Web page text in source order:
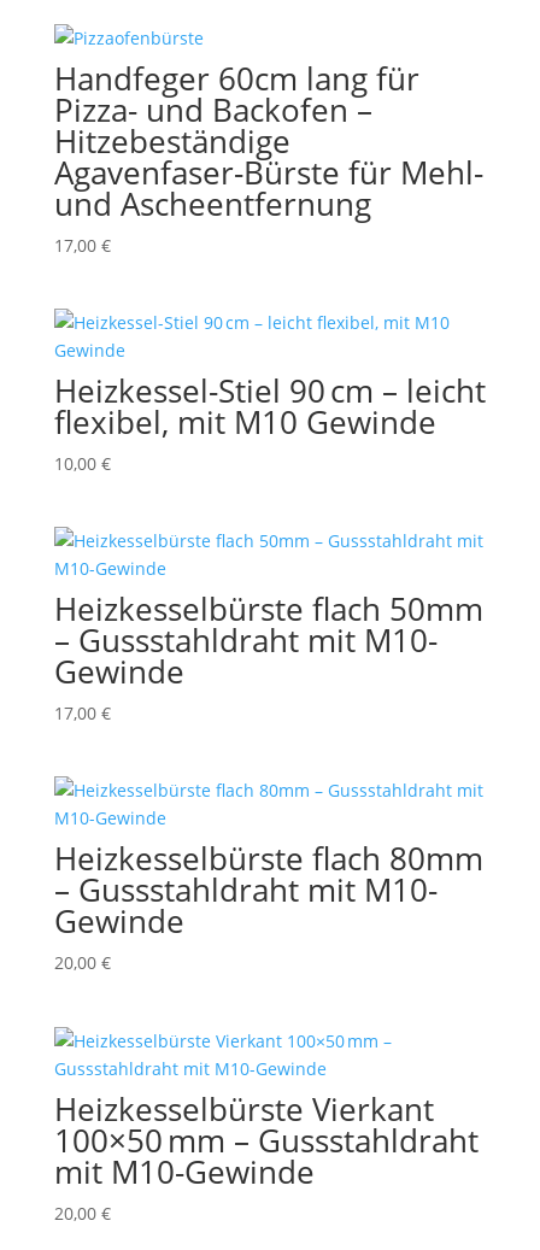
Handfeger 60cm lang für
Pizza- und Backofen –
Hitzebeständige
Agavenfaser-Bürste für Mehl-
und Ascheentfernung
17,00 €
Heizkessel-Stiel 90 cm – leicht
flexibel, mit M10 Gewinde
10,00 €
Heizkesselbürste flach 50mm
– Gussstahldraht mit M10-
Gewinde
17,00 €
Heizkesselbürste flach 80mm
– Gussstahldraht mit M10-
Gewinde
20,00 €
Heizkesselbürste Vierkant
100×50 mm – Gussstahldraht
mit M10-Gewinde
20,00 €